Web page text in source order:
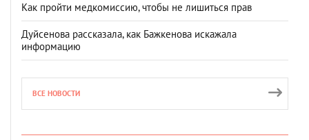
Как пройти медкомиссию, чтобы не лишиться прав
Дуйсенова рассказала, как Бажкенова искажала
информацию
ВСЕ НОВОСТИ